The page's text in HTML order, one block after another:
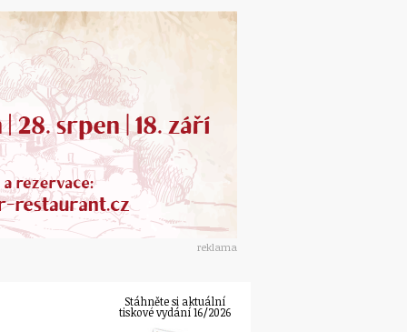
reklama
Stáhněte si aktuální
tiskové vydání 16/2026